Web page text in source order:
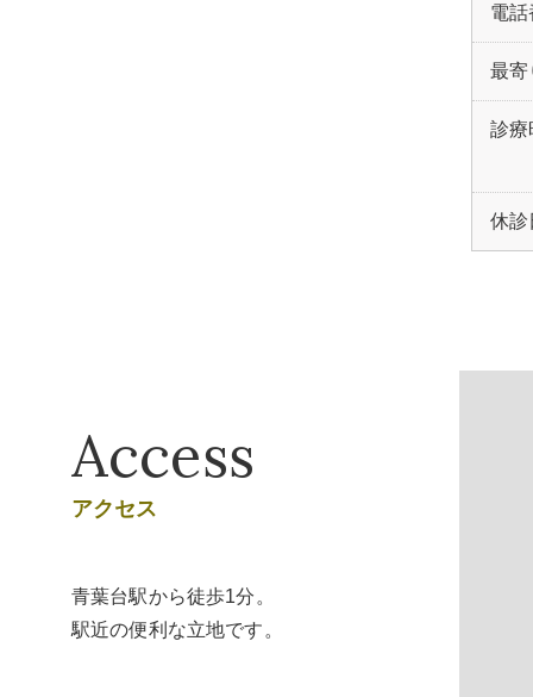
電
最寄
診療
休診
Access
アクセス
青葉台駅から徒歩1分。
駅近の便利な立地です。